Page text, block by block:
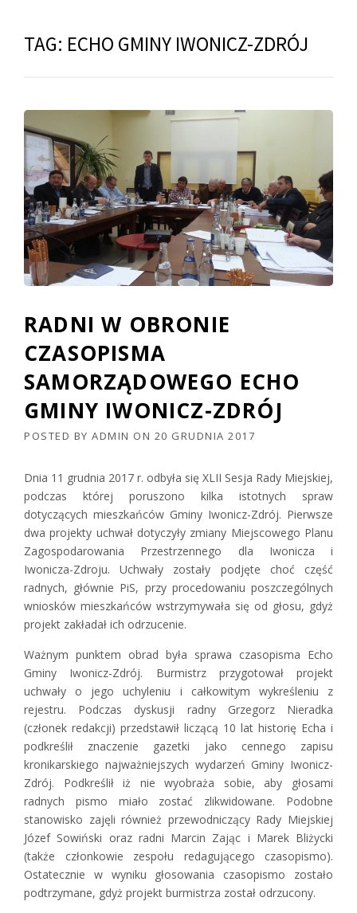
TAG: ECHO GMINY IWONICZ-ZDRÓJ
RADNI W OBRONIE
CZASOPISMA
SAMORZĄDOWEGO ECHO
GMINY IWONICZ-ZDRÓJ
POSTED BY ADMIN ON 20 GRUDNIA 2017
Dnia 11 grudnia 2017 r. odbyła się XLII Sesja Rady Miejskiej,
podczas której poruszono kilka istotnych spraw
dotyczących mieszkańców Gminy Iwonicz-Zdrój. Pierwsze
dwa projekty uchwał dotyczyły zmiany Miejscowego Planu
Zagospodarowania Przestrzennego dla Iwonicza i
Iwonicza-Zdroju. Uchwały zostały podjęte choć część
radnych, głównie PiS, przy procedowaniu poszczególnych
wniosków mieszkańców wstrzymywała się od głosu, gdyż
projekt zakładał ich odrzucenie.
Ważnym punktem obrad była sprawa czasopisma Echo
Gminy Iwonicz-Zdrój. Burmistrz przygotował projekt
uchwały o jego uchyleniu i całkowitym wykreśleniu z
rejestru. Podczas dyskusji radny Grzegorz Nieradka
(członek redakcji) przedstawił liczącą 10 lat historię Echa i
podkreślił znaczenie gazetki jako cennego zapisu
kronikarskiego najważniejszych wydarzeń Gminy Iwonicz-
Zdrój. Podkreślił iż nie wyobraża sobie, aby głosami
radnych pismo miało zostać zlikwidowane. Podobne
stanowisko zajęli również przewodniczący Rady Miejskiej
Józef Sowiński oraz radni Marcin Zając i Marek Bliżycki
(także członkowie zespołu redagującego czasopismo).
Ostatecznie w wyniku głosowania czasopismo zostało
podtrzymane, gdyż projekt burmistrza został odrzucony.